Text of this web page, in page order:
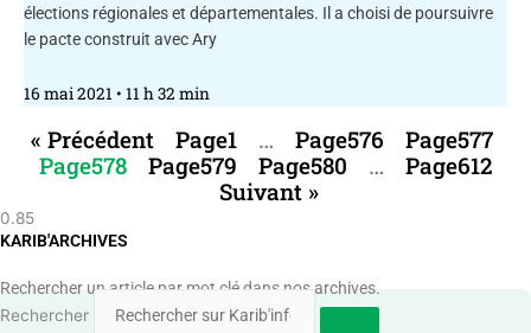
élections régionales et départementales. Il a choisi de poursuivre
le pacte construit avec Ary
16 mai 2021 11 h 32 min
« Précédent Page1 … Page576 Page577
Page578 Page579 Page580 … Page612
Suivant »
KARIB'ARCHIVES
Rechercher un article par mot clé dans nos archives.
Rechercher